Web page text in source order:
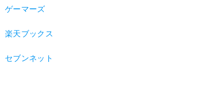
ゲーマーズ
楽天ブックス
セブンネット